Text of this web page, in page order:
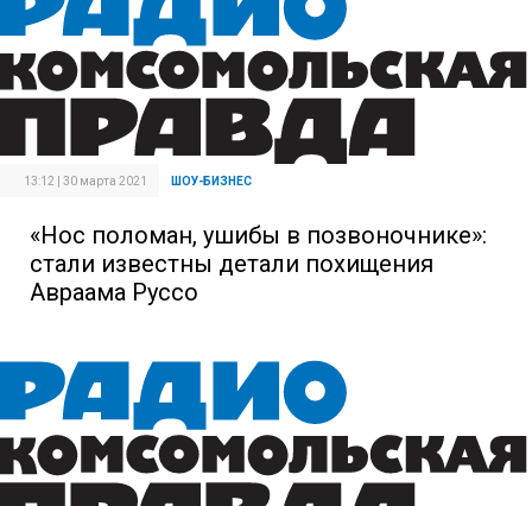
13:12 | 30 марта 2021 ШОУ-БИЗНЕС
«Нос поломан, ушибы в позвоночнике»:
стали известны детали похищения
Авраама Руссо